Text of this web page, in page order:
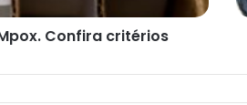
Confira critérios